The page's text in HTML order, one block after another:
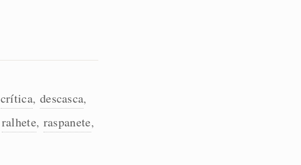
crítica, descasca,
ralhete, raspanete,